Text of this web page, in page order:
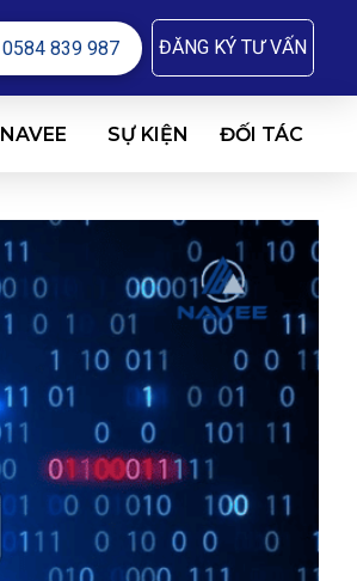
0584 839 987 ĐĂNG KÝ TƯ VẤN
NAVEE SỰ KIỆN ĐỐI TÁC